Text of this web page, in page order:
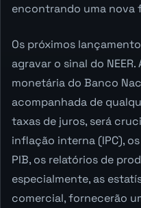
encontrando uma nova
Os próximos
agravar o sinal do
monetária do Banco
acompanhada de
taxas de juros, será
inflação interna (IPC),
PIB, os relatórios de
especialmente, as
comercial, fornecerão